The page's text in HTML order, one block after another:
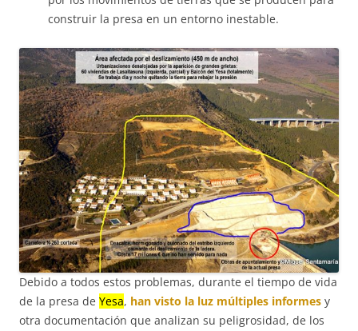
construir la presa en un entorno inestable.
Debido a todos estos problemas, durante el tiempo de vida
de la presa de Yesa, han visto la luz múltiples informes y
otra documentación que analizan su peligrosidad, de los